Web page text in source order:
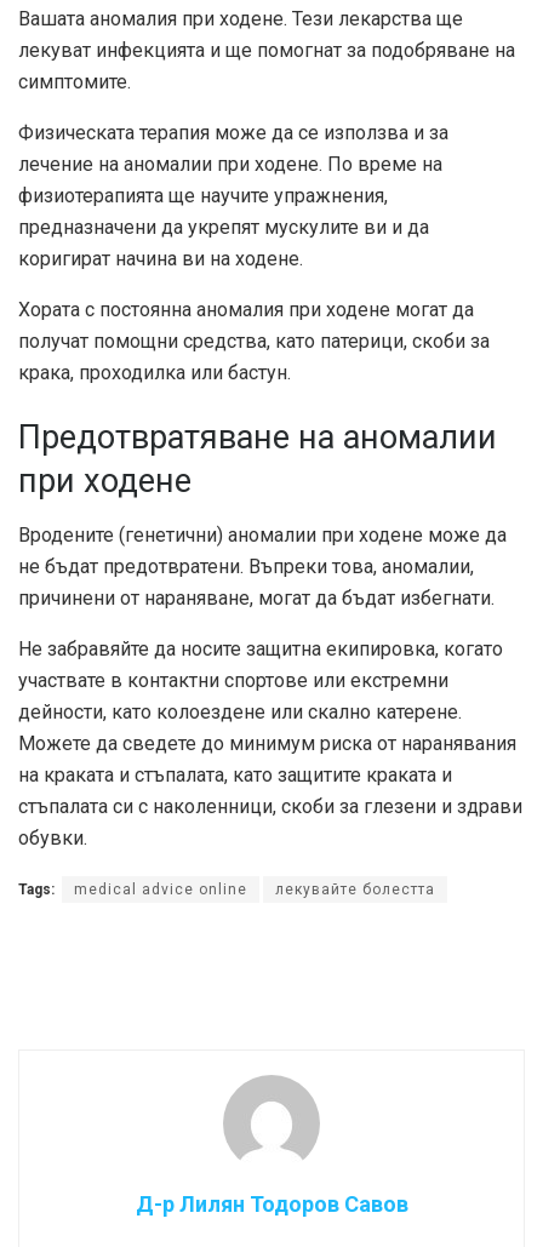
Вашата аномалия при ходене. Тези лекарства ще
лекуват инфекцията и ще помогнат за подобряване на
симптомите.
Физическата терапия може да се използва и за
лечение на аномалии при ходене. По време на
физиотерапията ще научите упражнения,
предназначени да укрепят мускулите ви и да
коригират начина ви на ходене.
Хората с постоянна аномалия при ходене могат да
получат помощни средства, като патерици, скоби за
крака, проходилка или бастун.
Предотвратяване на аномалии
при ходене
Вродените (генетични) аномалии при ходене може да
не бъдат предотвратени. Въпреки това, аномалии,
причинени от нараняване, могат да бъдат избегнати.
Не забравяйте да носите защитна екипировка, когато
участвате в контактни спортове или екстремни
дейности, като колоездене или скално катерене.
Можете да сведете до минимум риска от наранявания
на краката и стъпалата, като защитите краката и
стъпалата си с наколенници, скоби за глезени и здрави
обувки.
Tags: medical advice online лекувайте болестта
Д-р Лилян Тодоров Савов